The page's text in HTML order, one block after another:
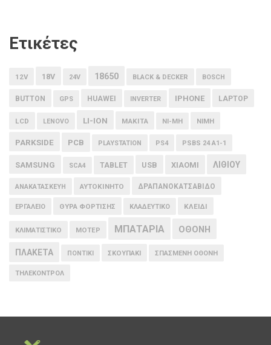
Ετικέτες
12V 18V 24V 18650 BLACK & DECKER BOSCH
BUTTON GPS HUAWEI INVERTER IPHONE LAPTOP
LCD LENOVO LI-ION MAKITA NI-MH NIMH
PARKSIDE PCB PLAYSTATION PS4 PSBS 24 A1-1
SAMSUNG SCA4 TABLET USB XIAOMI ΛΙΘΙΟΥ
ΑΝΑΚΑΤΑΣΚΕΥΗ ΑΥΤΟΚΙΝΗΤΟ ΔΡΑΠΑΝΟΚΑΤΣΑΒΙΔΟ
ΕΡΓΑΛΕΙΟ ΘΥΡΑ ΦΟΡΤΙΣΗΣ ΚΛΑΔΕΥΤΙΚΟ ΚΛΕΙΔΙ
ΚΛΙΜΑΤΙΣΤΙΚΟ ΜΟΤΕΡ ΜΠΑΤΑΡΙΑ ΟΘΟΝΗ
ΠΛΑΚΕΤΑ ΠΟΝΤΙΚΙ ΣΚΟΥΠΑΚΙ ΣΠΑΣΜΕΝΗ ΟΘΟΝΗ
ΤΗΛΕΚΟΝΤΡΟΛ